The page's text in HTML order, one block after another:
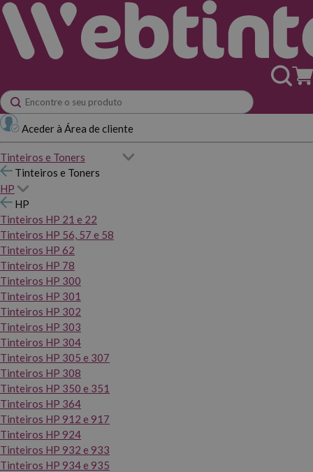
Aceder à Área de cliente
Tinteiros e Toners
Tinteiros e Toners
HP
HP
Tinteiros HP 21 e 22
Tinteiros HP 56, 57 e 58
Tinteiros HP 62
Tinteiros HP 78
Tinteiros HP 300
Tinteiros HP 301
Tinteiros HP 302
Tinteiros HP 303
Tinteiros HP 304
Tinteiros HP 305 e 307
Tinteiros HP 308
Tinteiros HP 350 e 351
Tinteiros HP 364
Tinteiros HP 912 e 917
Tinteiros HP 924
Tinteiros HP 932 e 933
Tinteiros HP 934 e 935